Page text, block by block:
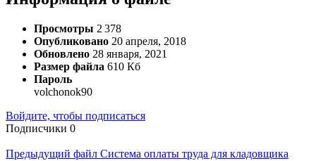
Просмотры 2 378
Опубликовано 20 апреля, 2018
Обновлено 28 января, 2021
Размер файла 610 Кб
Пароль
volchonok90
Войдите, чтобы подписаться
Подписчики 0
Предыдущий файл Система оплаты труда для кладовщика